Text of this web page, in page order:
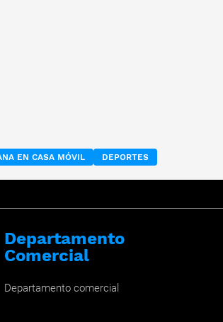
EN CASA MÓVIL DEPORTES
Departamento
Comercial
Departamento comercial